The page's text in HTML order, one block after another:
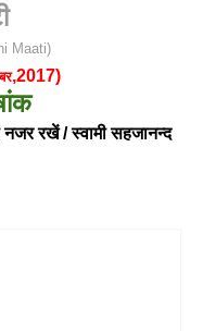
Maati)
,2017)
रखें / स्वामी सहजानन्द